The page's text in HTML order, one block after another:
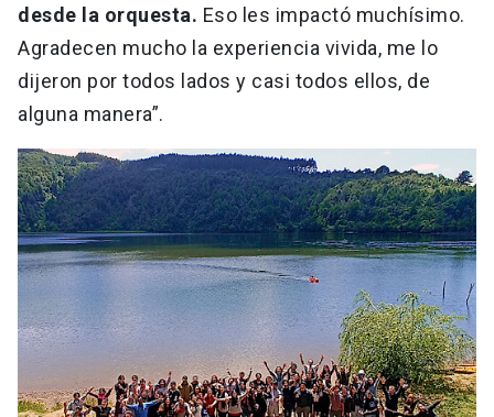
desde la orquesta. Eso les impactó muchísimo.
Agradecen mucho la experiencia vivida, me lo
dijeron por todos lados y casi todos ellos, de
alguna manera”.